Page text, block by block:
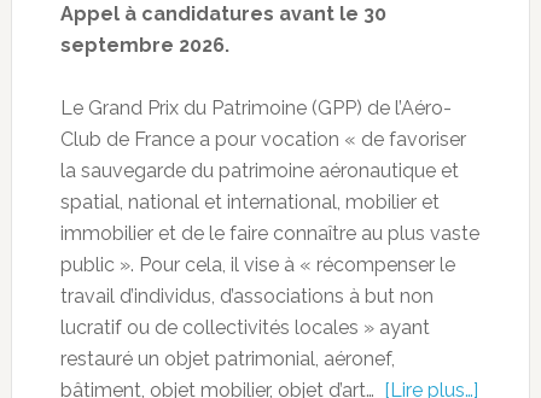
Appel à candidatures avant le 30
septembre 2026.
Le Grand Prix du Patrimoine (GPP) de l’Aéro-
Club de France a pour vocation « de favoriser
la sauvegarde du patrimoine aéronautique et
spatial, national et international, mobilier et
immobilier et de le faire connaître au plus vaste
public ». Pour cela, il vise à « récompenser le
travail d’individus, d’associations à but non
lucratif ou de collectivités locales » ayant
restauré un objet patrimonial, aéronef,
bâtiment, objet mobilier, objet d’art… [Lire plus…]